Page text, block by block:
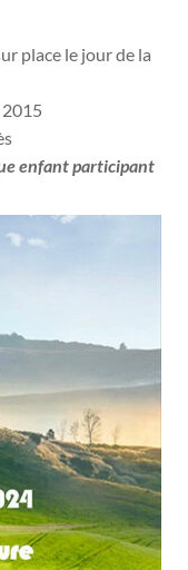
place le jour de la
enfant participant